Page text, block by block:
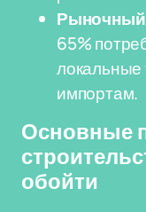
Рыночный
65%
импортам.
Основные
обойти